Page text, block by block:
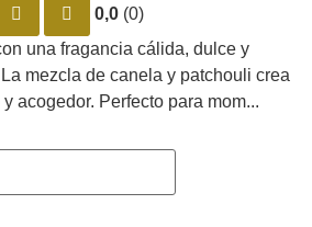
0,0 (0)
una fragancia cálida, dulce y
mezcla de canela y patchouli crea
acogedor. Perfecto para mom...